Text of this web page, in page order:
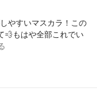
やすいマスカラ！この
💨もはや全部これでい